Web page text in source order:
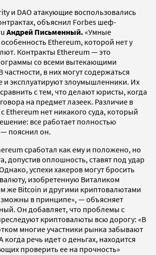
и DAO атакующие воспользовались
объяснил Forbes шеф-
Андрей Письменный. «Умные
Ethereum, которой нет у
Контракты Ethereum — это
со всеми вытекающими
частности, в них могут содержаться
эксплуатируют злоумышленники. Их
с тем, что делают юристы, когда
на предмет лазеек. Различие в
Ethereum нет никакого суда, который
все работает полностью
— пояснил он.
сработал как ему и положено, но
допустив оплошность, ставят под удар
успехи хакеров могут бросить
изобретенную Виталиком
же Bitcoin и другими криптовалютами
в принципе», — объясняет
Он добавляет, что проблемы с
криптовалюты всю дорогу: «В
многие участники рынка забывают
когда речь идет о деньгах, находится
проверить ее на прочность»